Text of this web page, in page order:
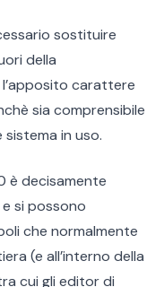
sostituire
della
carattere
sia comprensibile
sistema in uso.
è decisamente
si possono
che normalmente
(e all’interno della
cui gli editor di